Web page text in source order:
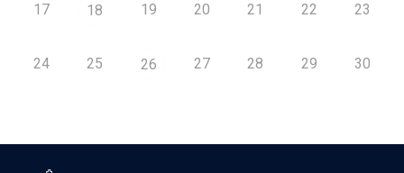
17 18 19 20 21 22 23
24 25 26 27 28 29 30